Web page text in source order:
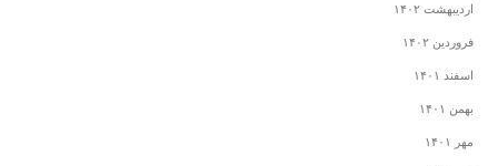
اردیبهشت ۱۴۰۲
فروردین ۱۴۰۲
اسفند ۱۴۰۱
بهمن ۱۴۰۱
مهر ۱۴۰۱